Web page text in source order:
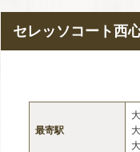
セレッソコート西
最寄駅